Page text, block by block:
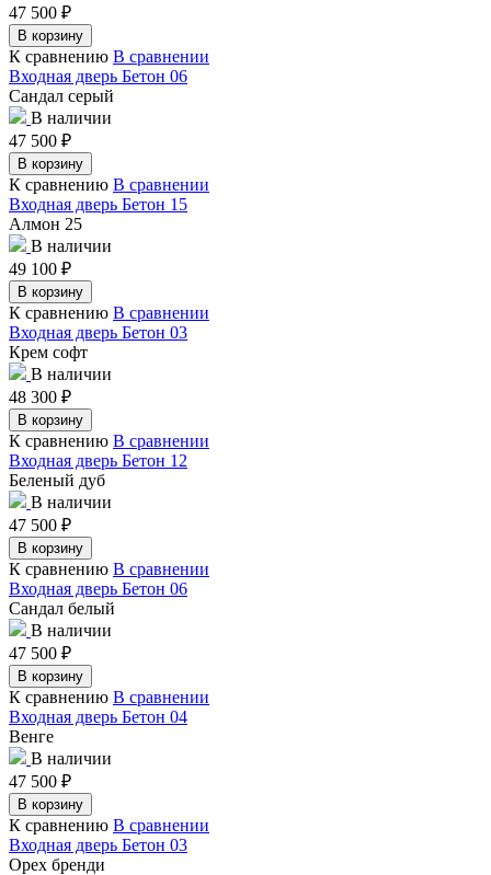
47 500 ₽
В корзину
К сравнению В сравнении
Входная дверь Бетон 06
Сандал серый
В наличии
47 500 ₽
В корзину
К сравнению В сравнении
Входная дверь Бетон 15
Алмон 25
В наличии
49 100 ₽
В корзину
К сравнению В сравнении
Входная дверь Бетон 03
Крем софт
В наличии
48 300 ₽
В корзину
К сравнению В сравнении
Входная дверь Бетон 12
Беленый дуб
В наличии
47 500 ₽
В корзину
К сравнению В сравнении
Входная дверь Бетон 06
Сандал белый
В наличии
47 500 ₽
В корзину
К сравнению В сравнении
Входная дверь Бетон 04
Венге
В наличии
47 500 ₽
В корзину
К сравнению В сравнении
Входная дверь Бетон 03
Орех бренди